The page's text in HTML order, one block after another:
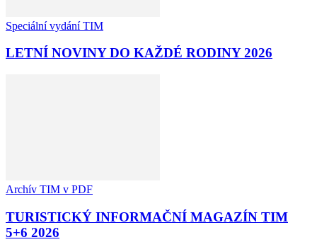
Speciální vydání TIM
LETNÍ NOVINY DO KAŽDÉ RODINY 2026
Archív TIM v PDF
TURISTICKÝ INFORMAČNÍ MAGAZÍN TIM
5+6 2026